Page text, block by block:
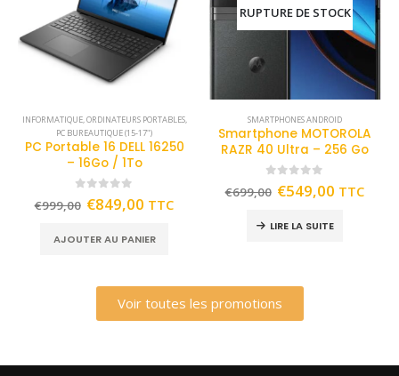
INFORMATIQUE,ORDINATEURS PORTABLES,
PC BUREAUTIQUE (15-17")
PC Portable 16 DELL 16250
– 16Go / 1To
out of 5
€999,00 €849,00 TTC
AJOUTER AU PANIER
RUPTURE DE STOCK
SMARTPHONES ANDROID
Smartphone MOTOROLA
RAZR 40 Ultra – 256 Go
out of 5
€699,00 €549,00 TTC
LIRE LA SUITE
Voir toutes les promotions